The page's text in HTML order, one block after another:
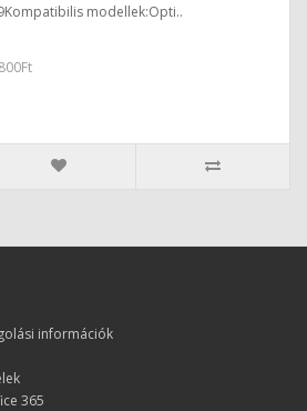
modellek:Opti..
információk
365